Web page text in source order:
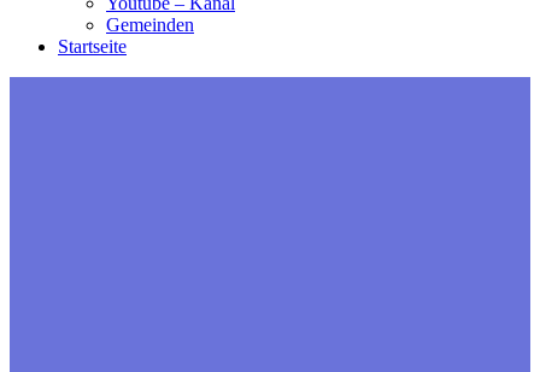
Gemeinden
Startseite